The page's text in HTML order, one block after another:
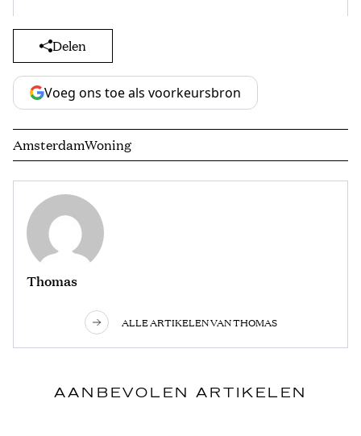
Delen
Voeg ons toe als voorkeursbron
AmsterdamWoning
Thomas
ALLE ARTIKELEN VAN THOMAS
AANBEVOLEN ARTIKELEN